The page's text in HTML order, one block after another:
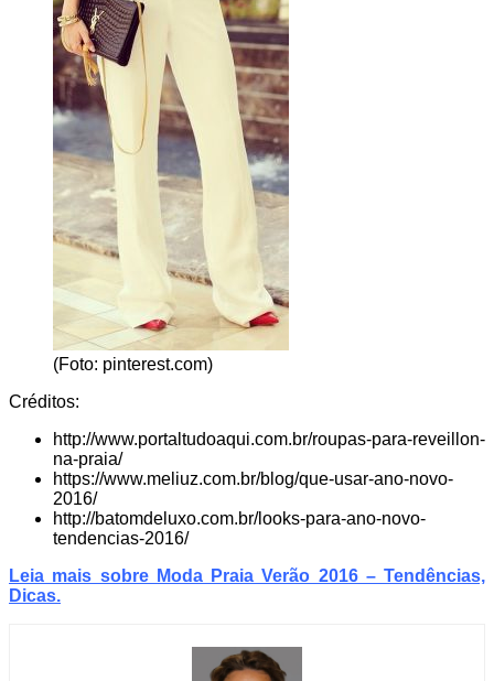
(Foto: pinterest.com)
Créditos:
http://www.portaltudoaqui.com.br/roupas-para-reveillon-
na-praia/
https://www.meliuz.com.br/blog/que-usar-ano-novo-
2016/
http://batomdeluxo.com.br/looks-para-ano-novo-
tendencias-2016/
Leia mais sobre Moda Praia Verão 2016 – Tendências,
Dicas.